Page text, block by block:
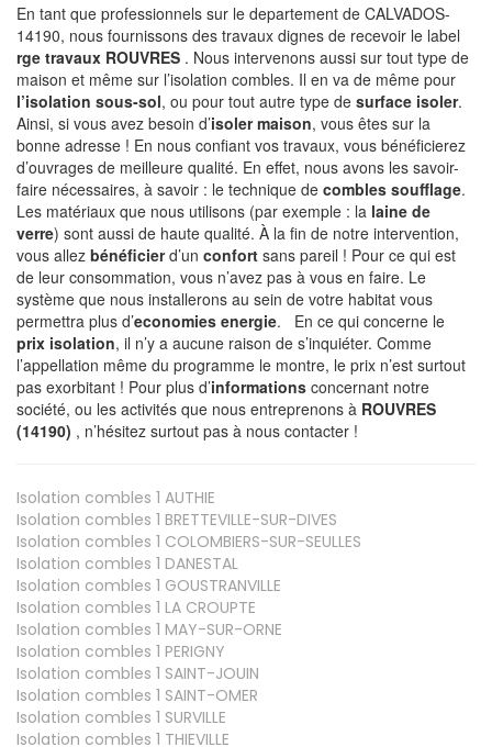
En tant que professionnels sur le departement de CALVADOS-
14190, nous fournissons des travaux dignes de recevoir le label
rge travaux ROUVRES . Nous intervenons aussi sur tout type de
maison et même sur l’isolation combles. Il en va de même pour
l’isolation sous-sol, ou pour tout autre type de surface isoler.
Ainsi, si vous avez besoin d’isoler maison, vous êtes sur la
bonne adresse ! En nous confiant vos travaux, vous bénéficierez
d’ouvrages de meilleure qualité. En effet, nous avons les savoir-
faire nécessaires, à savoir : le technique de combles soufflage.
Les matériaux que nous utilisons (par exemple : la laine de
verre) sont aussi de haute qualité. À la fin de notre intervention,
vous allez bénéficierd’un confort sans pareil ! Pour ce qui est
de leur consommation, vous n’avez pas à vous en faire. Le
système que nous installerons au sein de votre habitat vous
permettra plus d’economies energie. En ce qui concerne le
prix isolation, il n’y a aucune raison de s’inquiéter. Comme
l’appellation même du programme le montre, le prix n’est surtout
pas exorbitant ! Pour plus d’informations concernant notre
société, ou les activités que nous entreprenons à ROUVRES
(14190) , n’hésitez surtout pas à nous contacter !
Isolation combles 1 AUTHIE
Isolation combles 1 BRETTEVILLE-SUR-DIVES
Isolation combles 1 COLOMBIERS-SUR-SEULLES
Isolation combles 1 DANESTAL
Isolation combles 1 GOUSTRANVILLE
Isolation combles 1 LA CROUPTE
Isolation combles 1 MAY-SUR-ORNE
Isolation combles 1 PERIGNY
Isolation combles 1 SAINT-JOUIN
Isolation combles 1 SAINT-OMER
Isolation combles 1 SURVILLE
Isolation combles 1 THIEVILLE